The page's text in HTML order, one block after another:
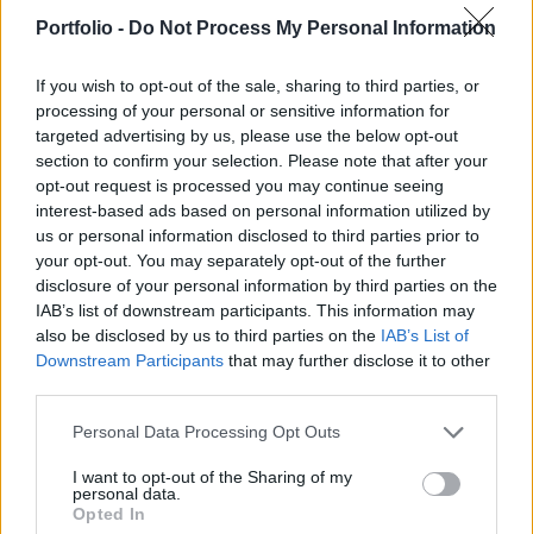
Portfolio - Do Not Process My Personal Information
If you wish to opt-out of the sale, sharing to third parties, or
processing of your personal or sensitive information for
targeted advertising by us, please use the below opt-out
section to confirm your selection. Please note that after your
opt-out request is processed you may continue seeing
interest-based ads based on personal information utilized by
us or personal information disclosed to third parties prior to
your opt-out. You may separately opt-out of the further
disclosure of your personal information by third parties on the
IAB’s list of downstream participants. This information may
also be disclosed by us to third parties on the IAB’s List of
Downstream Participants that may further disclose it to other
Personal Data Processing Opt Outs
I want to opt-out of the Sharing of my
personal data.
Opted In
tett az Irán elleni amerikai légicsapások után,
írja a Reuters.
Bahrein és Kuvait, ahol amerikai katonai támaszpontok
találhatók, vasárnap előkészületeket tett arra az
eshetőségre, hogy az iráni konfliktus átterjedhet területükre.
Az intézkedések az Egyesült Államok Irán nukleáris
létesítményei ellen végrehajtott csapásait követően
történtek. Bahrein belügyminisztériuma az X-en közzétett
bejegyzésében arra kérte az állampolgárokat...
KEDVES OLVASÓNK!
A keresett cikk a portfolio.hu hírarchívumához
regisztrációhoz kötött.
Az előfizetés a következőket tartalmazza: